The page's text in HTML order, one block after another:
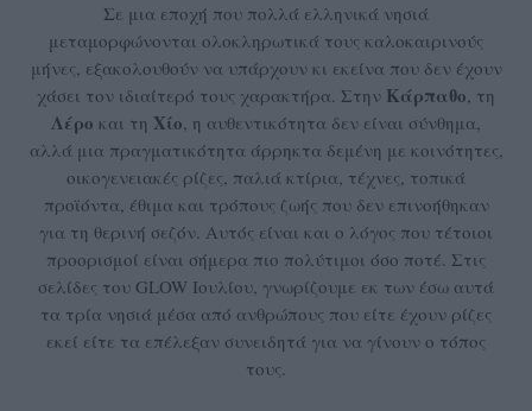
Σε μια εποχή που πολλά ελληνικά νησιά
μεταμορφώνονται ολοκληρωτικά τους καλοκαιρινούς
μήνες, εξακολουθούν να υπάρχουν κι εκείνα που δεν έχουν
χάσει τον ιδιαίτερό τους χαρακτήρα. Στην Κάρπαθο, τη
Λέρο και τη Χίο, η αυθεντικότητα δεν είναι σύνθημα,
αλλά μια πραγματικότητα άρρηκτα δεμένη με κοινότητες,
οικογενειακές ρίζες, παλιά κτίρια, τέχνες, τοπικά
προϊόντα, έθιμα και τρόπους ζωής που δεν επινοήθηκαν
για τη θερινή σεζόν. Αυτός είναι και ο λόγος που τέτοιοι
προορισμοί είναι σήμερα πιο πολύτιμοι όσο ποτέ. Στις
σελίδες του GLOW Ιουλίου, γνωρίζουμε εκ των έσω αυτά
τα τρία νησιά μέσα από ανθρώπους που είτε έχουν ρίζες
εκεί είτε τα επέλεξαν συνειδητά για να γίνουν ο τόπος
τους.